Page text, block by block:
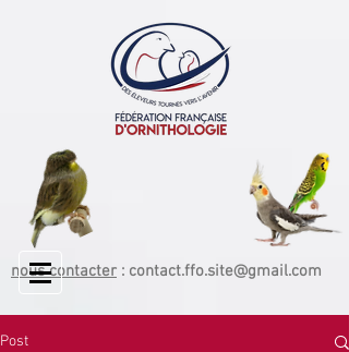
nous contacter : contact.ffo.site@gmail.com
Post